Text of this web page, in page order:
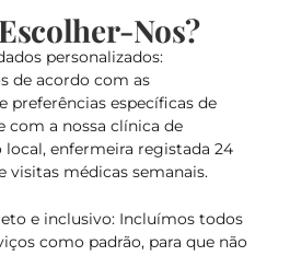
Nos?
personalizados:
de acordo com as
preferências específicas de
com a nossa clínica de
local, enfermeira registada 24
visitas médicas semanais.
e inclusivo: Incluímos todos
como padrão, para que não